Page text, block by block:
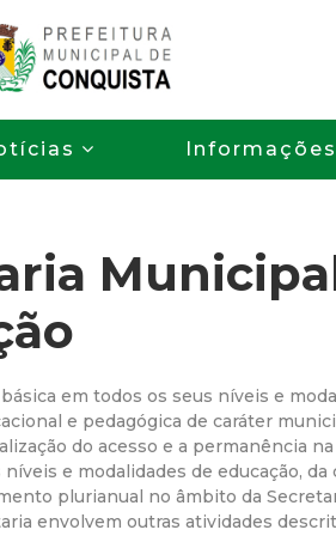
Informações
em todos os seus níveis e
e pedagógica de caráter
do acesso e a permanência
e modalidades de educação,
plurianual no âmbito da
envolvem outras atividades